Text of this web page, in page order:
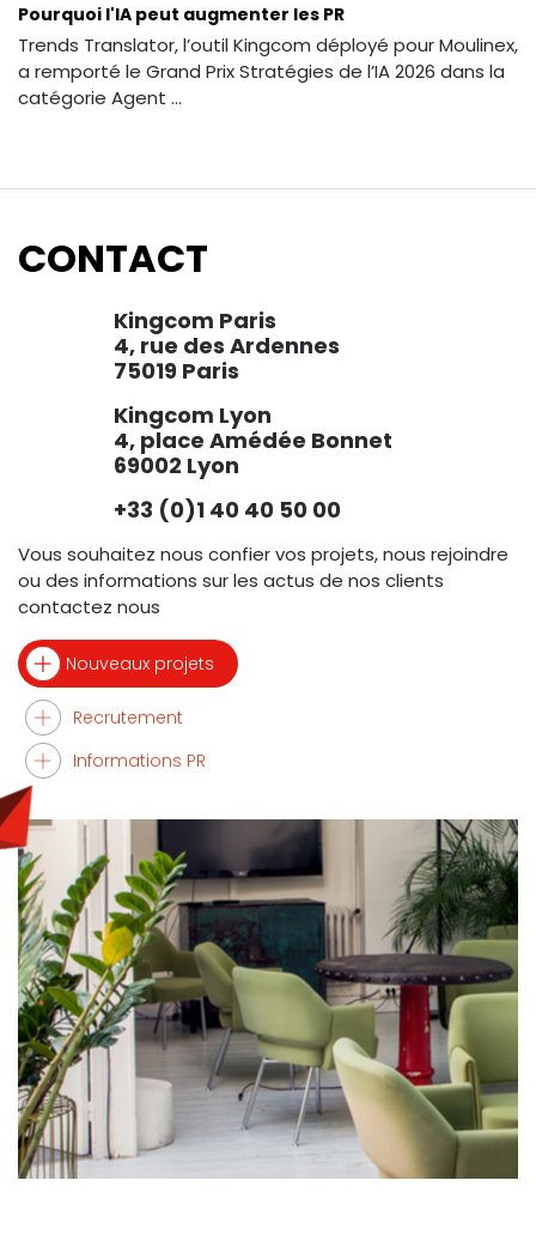
Pourquoi l'IA peut augmenter les PR
Trends Translator, l’outil Kingcom déployé pour Moulinex,
a remporté le Grand Prix Stratégies de l’IA 2026 dans la
catégorie Agent ...
CONTACT
Kingcom Paris
4, rue des Ardennes
75019 Paris
Kingcom Lyon
4, place Amédée Bonnet
69002 Lyon
+33 (0)1 40 40 50 00
Vous souhaitez nous confier vos projets, nous rejoindre
ou des informations sur les actus de nos clients
contactez nous
Nouveaux projets
Recrutement
Informations PR